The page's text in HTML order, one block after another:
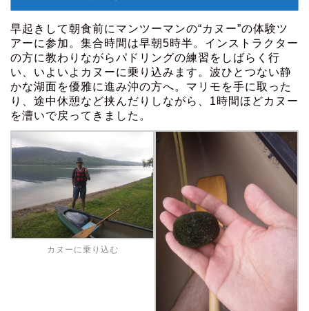
早起きして朝食前にマンツーマンの“カヌー”の体験ツ
アーに参加。集合時間は早朝5時半。インストラクター
の方に教わりながらパドリングの練習をしばらく行
い、いよいよカヌーに乗り込みます。波ひとつない静
かな湖面を優雅に進み沖の方へ。マリモを手に取った
り、途中休憩など挟んだりしながら、1時間ほどカヌー
を漕いで戻ってきました。
カヌーに乗り込む